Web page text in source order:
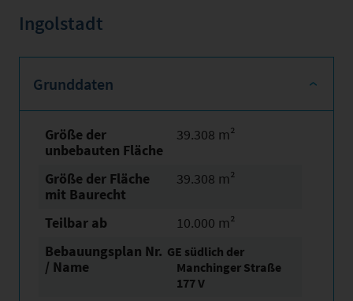
Ingolstadt
Grunddaten
Größe der
unbebauten Fläche
39.308 m²
Größe der Fläche
mit Baurecht
39.308 m²
Teilbar ab
10.000 m²
Bebauungsplan Nr.
/ Name
GE südlich der
Manchinger Straße
177 V